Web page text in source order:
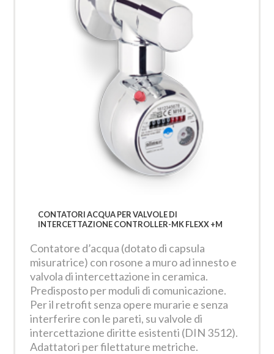
CONTATORI ACQUA PER VALVOLE DI
INTERCETTAZIONE CONTROLLER-MK FLEXX +M
Contatore d’acqua (dotato di capsula
misuratrice) con rosone a muro ad innesto e
valvola di intercettazione in ceramica.
Predisposto per moduli di comunicazione.
Per il retrofit senza opere murarie e senza
interferire con le pareti, su valvole di
intercettazione diritte esistenti (DIN 3512).
Adattatori per filettature metriche.